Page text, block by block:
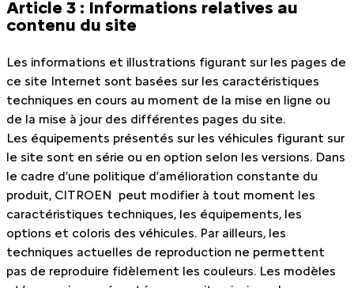
Article 3 : Informations relatives au
contenu du site
Les informations et illustrations figurant sur les pages de
ce site Internet sont basées sur les caractéristiques
techniques en cours au moment de la mise en ligne ou
de la mise à jour des différentes pages du site.
Les équipements présentés sur les véhicules figurant sur
le site sont en série ou en option selon les versions. Dans
le cadre d’une politique d’amélioration constante du
produit, CITROEN peut modifier à tout moment les
caractéristiques techniques, les équipements, les
options et coloris des véhicules. Par ailleurs, les
techniques actuelles de reproduction ne permettent
pas de reproduire fidèlement les couleurs. Les modèles